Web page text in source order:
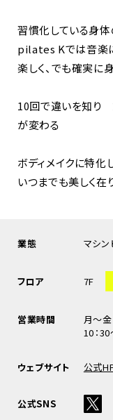
習慣化している身
pilates Kでは音楽
楽しく、でも確実に
10回で違いを知り
が変わる
ボディメイクに特化
いつまでも美しく在
業態 マシン
フロア 7F
営業時間
月～
10：
ウェブサイト 公式
公式SNS